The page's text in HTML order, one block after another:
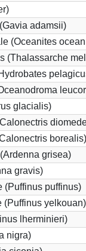
adamsii)
(Oceanites
(Thalassarche
glacialis)
borealis)
grisea)
gravis)
(Puffinus puffinus)
(Puffinus yelkouan)
lherminieri)
nigra)